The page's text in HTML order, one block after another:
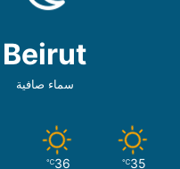
Beirut
سماء صافية
35
℃
36
℃